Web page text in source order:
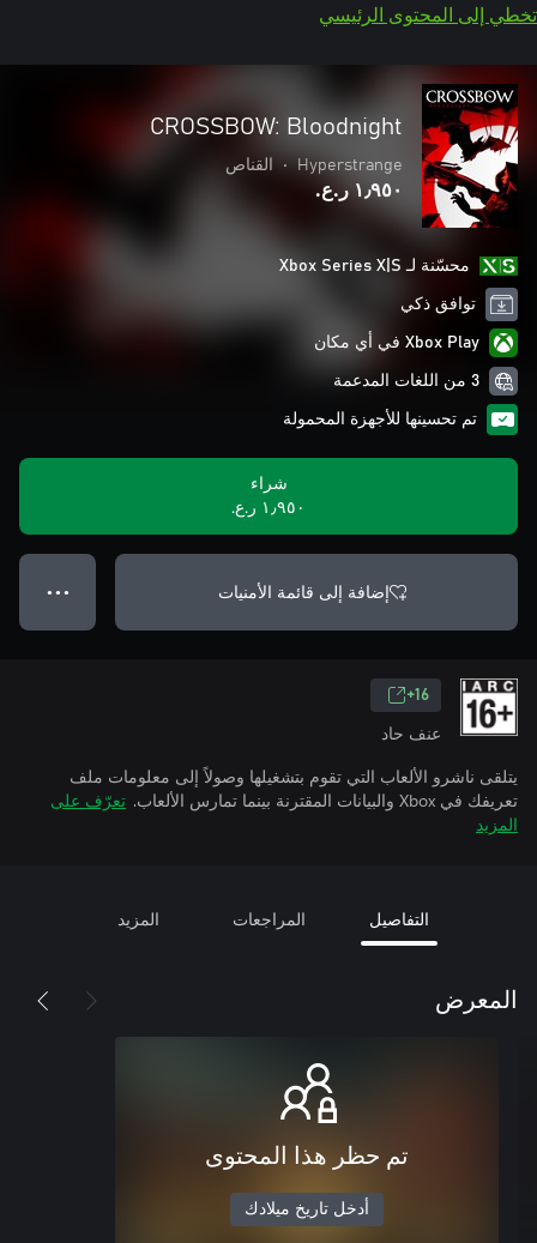
تخطي إلى المحتوى الرئيسي
CROSSBOW: Bloodnight
Hyperstrange
• القناص
١٫٩٥٠ ر.ع.‏
محسّنة لـ Xbox Series X|S
توافق ذكي
Xbox Play في أي مكان
3 من اللغات المدعمة
تم تحسينها للأجهزة المحمولة
شراء
١٫٩٥٠ ر.ع.‏
إضافة إلى قائمة الأمنيات ● ● ●
16+
عنف حاد
يتلقى ناشرو الألعاب التي تقوم بتشغيلها وصولاً إلى معلومات ملف
تعريفك في Xbox والبيانات المقترنة بينما تمارس الألعاب.
تعرّف على
المزيد
التفاصيل المراجعات المزيد
المعرض
تم حظر هذا المحتوى
أدخل تاريخ ميلادك